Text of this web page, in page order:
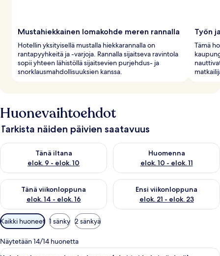
Mustahiekkainen lomakohde meren rannalla
Hotellin yksityisellä mustalla hiekkarannalla on
rantapyyhkeitä ja -varjoja. Rannalla sijaitseva ravintola
sopii yhteen lähistöllä sijaitsevien purjehdus- ja
snorklausmahdollisuuksien kanssa.
Työn
Tämä
Huonevaihtoehdot
Tarkista näiden päivien saatavuus
Tänä iltana
elok. 9 - elok. 10
Tarkista tämän illan saatavuus elok. 9 - elok. 10
Huomenna
elok. 10 - elok. 11
Tarkista huomisen saatavuus
Tänä viikonloppuna
elok. 14 - elok. 16
Tarkista tämän viikonlopun saatavuus elok. 14 - elok. 16
Ensi viikonloppuna
elok. 21 - elok. 23
Tarkista ensi viikonlopun
Huoneille
saatavilla
olevia
suodattimia
Kaikki huoneet 1 sänky 2 sänkyä
Näytetään 14/14 huonetta
Avaa
Tilava makuuhuone, jossa on suuri